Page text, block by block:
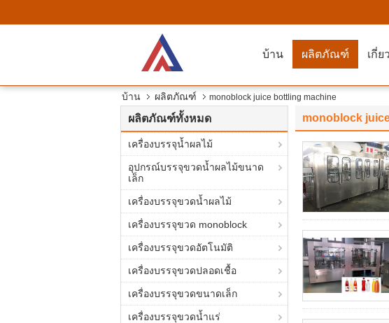
บ้าน ผลิตภัณฑ์ เกี่ย
บ้าน ผลิตภัณฑ์ monoblock juice bottling machine
ผลิตภัณฑ์ทั้งหมด
เครื่องบรรจุน้ำผลไม้
อุปกรณ์บรรจุขวดน้ำผลไม้ขนาด
เล็ก
เครื่องบรรจุขวดน้ำผลไม้
เครื่องบรรจุขวด monoblock
เครื่องบรรจุขวดอัตโนมัติ
เครื่องบรรจุขวดปลอดเชื้อ
เครื่องบรรจุขวดขนาดเล็ก
เครื่องบรรจุขวดน้ำแร่
monoblock